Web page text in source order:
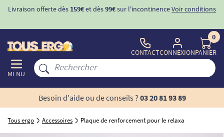
Livraison offerte dès 159€et dès99€sur l'incontinenceVoir conditions
MENU
CONTACTCONNEXION
0
PANIER
Besoin d'aide ou de conseils ? 03 20 81 93 89
Tous ergo Accessoires Plaque de renforcement pour le relaxa